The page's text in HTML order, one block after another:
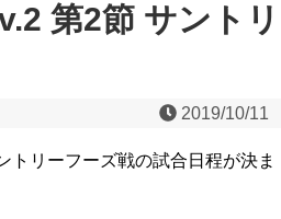
第2節 サントリ
2019/10/11
トリーフーズ戦の試合日程が決ま